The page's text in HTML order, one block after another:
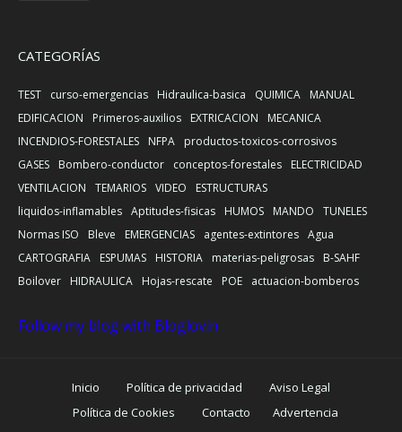
CATEGORÍAS
TEST curso-emergencias Hidraulica-basica QUIMICA
MANUAL
EDIFICACION
Primeros-auxilios EXTRICACION
MECANICA
INCENDIOS-FORESTALES
NFPA
productos-toxicos-corrosivos
GASES
Bombero-conductor conceptos-forestales
ELECTRICIDAD
VENTILACION
TEMARIOS VIDEO
ESTRUCTURAS
liquidos-inflamables Aptitudes-fisicas HUMOS MANDO
TUNELES
Normas ISO
Bleve EMERGENCIAS agentes-extintores Agua
CARTOGRAFIA
ESPUMAS HISTORIA materias-peligrosas
B-SAHF
Boilover
HIDRAULICA Hojas-rescate POE actuacion-bomberos
Follow my blog with Bloglovin
Inicio Política de privacidad
Aviso Legal
Política de Cookies
Contacto Advertencia